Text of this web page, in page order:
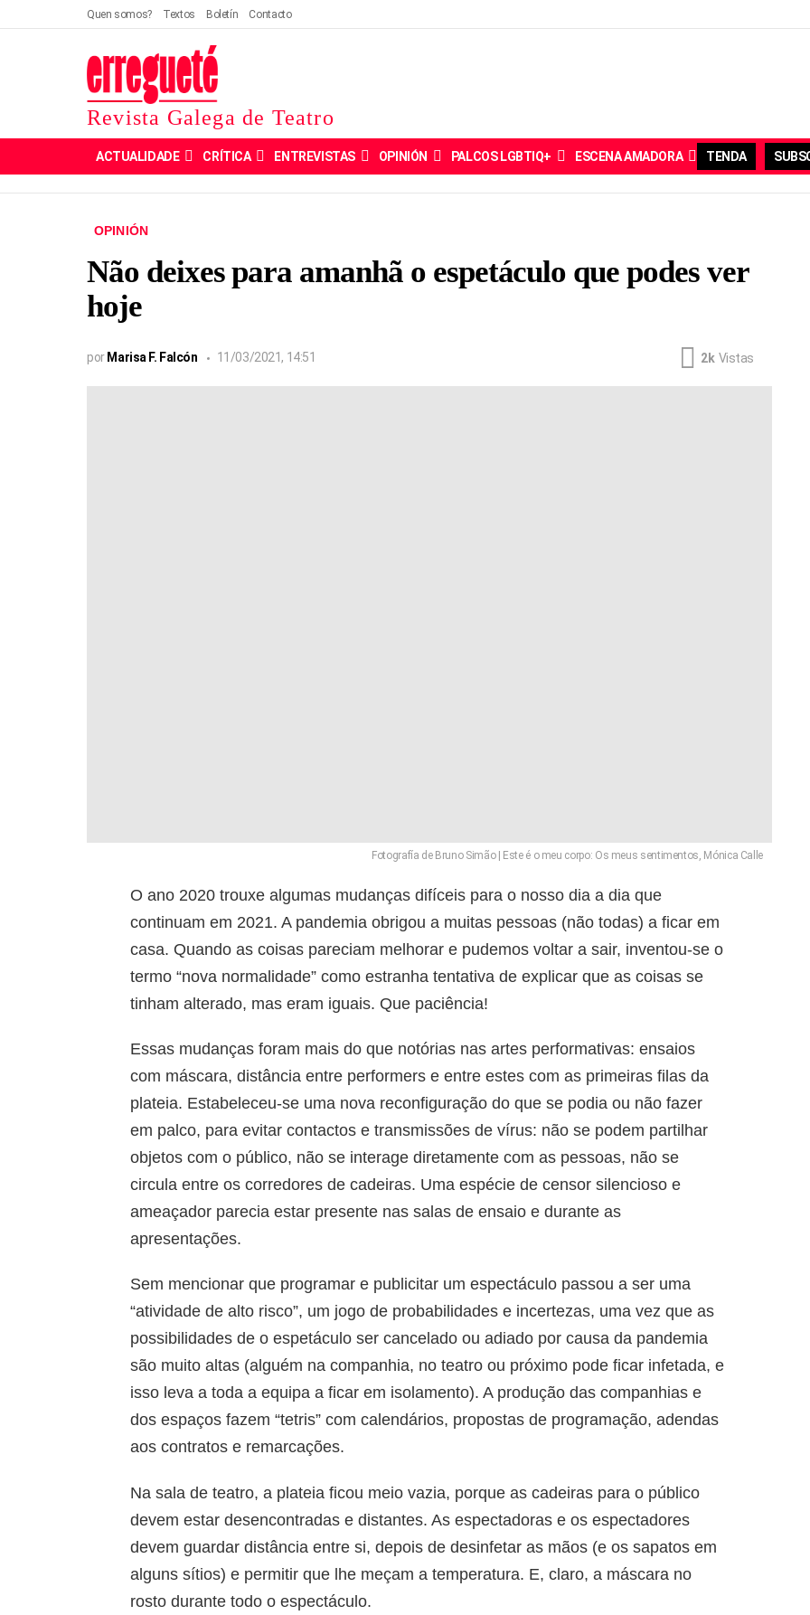
Quen somos? Textos Boletín Contacto
Revista Galega de Teatro
ACTUALIDADE CRÍTICA ENTREVISTAS OPINIÓN PALCOS LGBTIQ+ ESCENA AMADORA TENDA
OPINIÓN
Não deixes para amanhã o espetáculo que podes ver
hoje
por Marisa F. Falcón 11/03/2021, 14:51 2k Vistas
Fotografía de Bruno Simão | Este é o meu corpo: Os meus sentimentos, Mónica Calle
O ano 2020 trouxe algumas mudanças difíceis para o nosso dia a dia que
continuam em 2021. A pandemia obrigou a muitas pessoas (não todas) a ficar em
casa. Quando as coisas pareciam melhorar e pudemos voltar a sair, inventou-se o
termo “nova normalidade” como estranha tentativa de explicar que as coisas se
tinham alterado, mas eram iguais. Que paciência!
Essas mudanças foram mais do que notórias nas artes performativas: ensaios
com máscara, distância entre performers e entre estes com as primeiras filas da
plateia. Estabeleceu-se uma nova reconfiguração do que se podia ou não fazer
em palco, para evitar contactos e transmissões de vírus: não se podem partilhar
objetos com o público, não se interage diretamente com as pessoas, não se
circula entre os corredores de cadeiras. Uma espécie de censor silencioso e
ameaçador parecia estar presente nas salas de ensaio e durante as
apresentações.
Sem mencionar que programar e publicitar um espectáculo passou a ser uma
“atividade de alto risco”, um jogo de probabilidades e incertezas, uma vez que as
possibilidades de o espetáculo ser cancelado ou adiado por causa da pandemia
são muito altas (alguém na companhia, no teatro ou próximo pode ficar infetada, e
isso leva a toda a equipa a ficar em isolamento). A produção das companhias e
dos espaços fazem “tetris” com calendários, propostas de programação, adendas
aos contratos e remarcações.
Na sala de teatro, a plateia ficou meio vazia, porque as cadeiras para o público
devem estar desencontradas e distantes. As espectadoras e os espectadores
devem guardar distância entre si, depois de desinfetar as mãos (e os sapatos em
alguns sítios) e permitir que lhe meçam a temperatura. E, claro, a máscara no
rosto durante todo o espectáculo.